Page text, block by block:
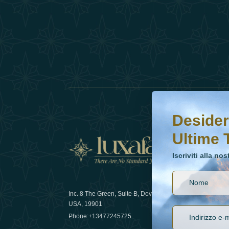
Inc. 8 The Green, Suite B, Dover, DE
USA, 19901
Phone:+13477245725
Come la
lusso nel
Desideri saperne di
Iscriviti alla nostra
Ultime
Iscriviti alla